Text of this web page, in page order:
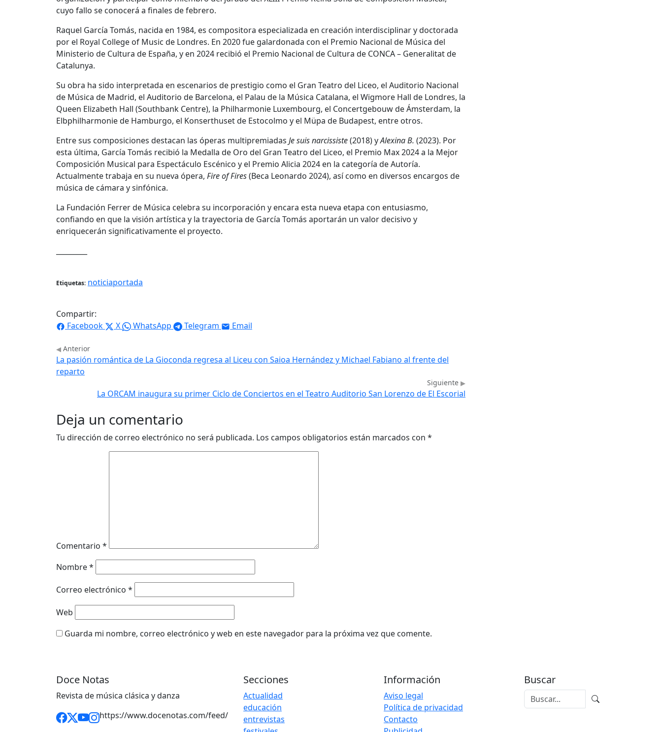
cuyo fallo se conocerá a finales de febrero.
Raquel García Tomás, nacida en 1984, es compositora especializada en creación interdisciplinar y doctorada
por el Royal College of Music de Londres. En 2020 fue galardonada con el Premio Nacional de Música del
Ministerio de Cultura de España, y en 2024 recibió el Premio Nacional de Cultura de CONCA – Generalitat de
Catalunya.
Su obra ha sido interpretada en escenarios de prestigio como el Gran Teatro del Liceo, el Auditorio Nacional
de Música de Madrid, el Auditorio de Barcelona, el Palau de la Música Catalana, el Wigmore Hall de Londres, la
Queen Elizabeth Hall (Southbank Centre), la Philharmonie Luxembourg, el Concertgebouw de Ámsterdam, la
Elbphilharmonie de Hamburgo, el Konserthuset de Estocolmo y el Müpa de Budapest, entre otros.
Entre sus composiciones destacan las óperas multipremiadas Je suis narcissiste(2018) yAlexina B. (2023). Por
esta última, García Tomás recibió la Medalla de Oro del Gran Teatro del Liceo, el Premio Max 2024 a la Mejor
Composición Musical para Espectáculo Escénico y el Premio Alicia 2024 en la categoría de Autoría.
Actualmente trabaja en su nueva ópera, Fire of Fires(Beca Leonardo 2024), así como en diversos encargos de
música de cámara y sinfónica.
La Fundación Ferrer de Música celebra su incorporación y encara esta nueva etapa con entusiasmo,
confiando en que la visión artística y la trayectoria de García Tomás aportarán un valor decisivo y
enriquecerán significativamente el proyecto.
Etiquetas: noticiaportada
Compartir:
Facebook
X WhatsApp Telegram Email
Anterior
La pasión romántica de La Gioconda regresa al Liceu con Saioa Hernández y Michael Fabiano al frente del
reparto
Siguiente
La ORCAM inaugura su primer Ciclo de Conciertos en el Teatro Auditorio San Lorenzo de El Escorial
Deja un comentario
Tu dirección de correo electrónico no será publicada. Los campos obligatorios están marcados con *
Comentario *
Nombre*
Correo electrónico *
Web
Guarda mi nombre, correo electrónico y web en este navegador para la próxima vez que comente.
Doce Notas
Revista de música clásica y danza
https://www.docenotas.com/feed/
Secciones
Actualidad
educación
entrevistas
Información
Aviso legal
Política de privacidad
Contacto
Buscar